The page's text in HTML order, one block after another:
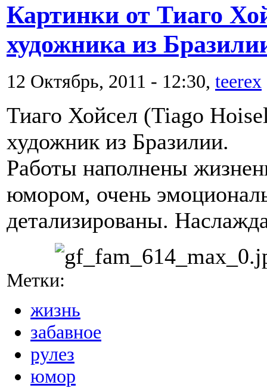
Картинки от Тиаго
художника из
12 Октябрь, 2011 - 12:30, teerex
Тиаго Хойсел (Tiago
художник из Бразилии.
Работы наполнены
юмором, очень
детализированы.
Метки:
жизнь
забавное
рулез
юмор